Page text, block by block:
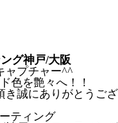
グ神戸/大阪
ャプチャー^^
色を艶々へ！！
き誠にありがとうござ
ティング